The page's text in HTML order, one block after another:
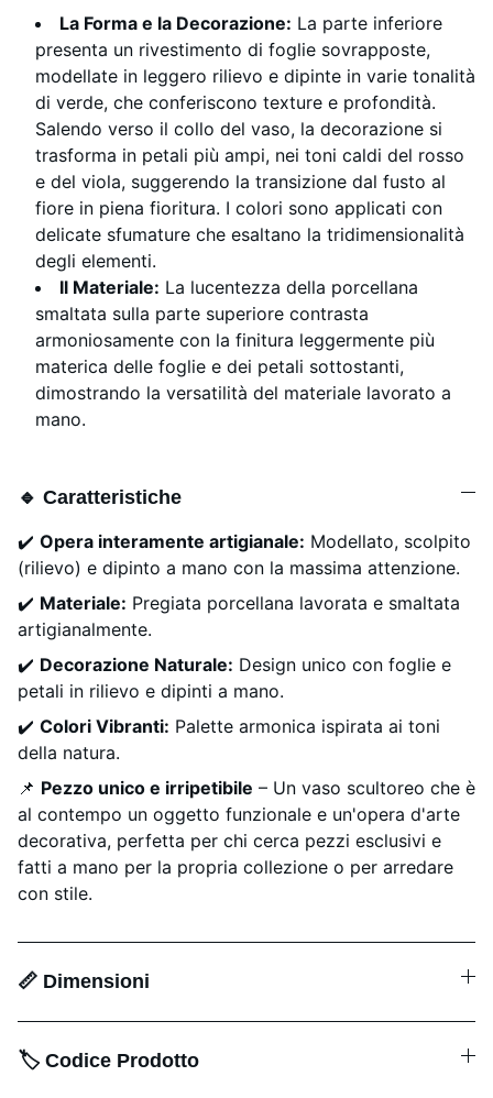
La Forma e la Decorazione: La parte inferiore
presenta un rivestimento di foglie sovrapposte,
modellate in leggero rilievo e dipinte in varie tonalità
di verde, che conferiscono texture e profondità.
Salendo verso il collo del vaso, la decorazione si
trasforma in petali più ampi, nei toni caldi del rosso
e del viola, suggerendo la transizione dal fusto al
fiore in piena fioritura. I colori sono applicati con
delicate sfumature che esaltano la tridimensionalità
degli elementi.
Il Materiale: La lucentezza della porcellana
smaltata sulla parte superiore contrasta
armoniosamente con la finitura leggermente più
materica delle foglie e dei petali sottostanti,
dimostrando la versatilità del materiale lavorato a
mano.
🔹 Caratteristiche
✔️ Opera interamente artigianale: Modellato, scolpito
(rilievo) e dipinto a mano con la massima attenzione.
✔️ Materiale: Pregiata porcellana lavorata e smaltata
artigianalmente.
✔️ Decorazione Naturale: Design unico con foglie e
petali in rilievo e dipinti a mano.
✔️ Colori Vibranti: Palette armonica ispirata ai toni
della natura.
📌 Pezzo unico e irripetibile – Un vaso scultoreo che è
al contempo un oggetto funzionale e un'opera d'arte
decorativa, perfetta per chi cerca pezzi esclusivi e
fatti a mano per la propria collezione o per arredare
con stile.
📏 Dimensioni
🏷️ Codice Prodotto